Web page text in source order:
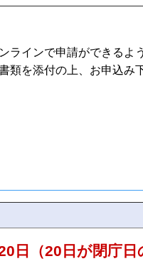
ラインで申請ができる
類を添付の上、お申込み
日（20日が閉庁